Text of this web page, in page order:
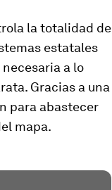
la totalidad de
estatales
a lo
Gracias a una
para abastecer
mapa.